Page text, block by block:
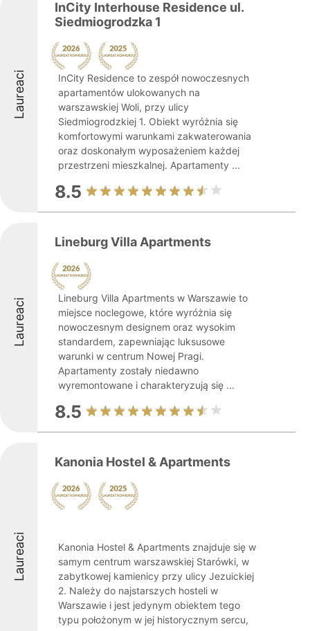
Laureaci
InCity Interhouse Residence ul.
Siedmiogrodzka 1
InCity Residence to zespół nowoczesnych
apartamentów ulokowanych na
warszawskiej Woli, przy ulicy
Siedmiogrodzkiej 1. Obiekt wyróżnia się
komfortowymi warunkami zakwaterowania
oraz doskonałym wyposażeniem każdej
przestrzeni mieszkalnej. Apartamenty ...
8.5
Laureaci
Lineburg Villa Apartments
Lineburg Villa Apartments w Warszawie to
miejsce noclegowe, które wyróżnia się
nowoczesnym designem oraz wysokim
standardem, zapewniając luksusowe
warunki w centrum Nowej Pragi.
Apartamenty zostały niedawno
wyremontowane i charakteryzują się ...
8.5
Laureaci
Kanonia Hostel & Apartments
Kanonia Hostel & Apartments znajduje się w
samym centrum warszawskiej Starówki, w
zabytkowej kamienicy przy ulicy Jezuickiej
2. Należy do najstarszych hosteli w
Warszawie i jest jedynym obiektem tego
typu położonym w jej historycznym sercu,